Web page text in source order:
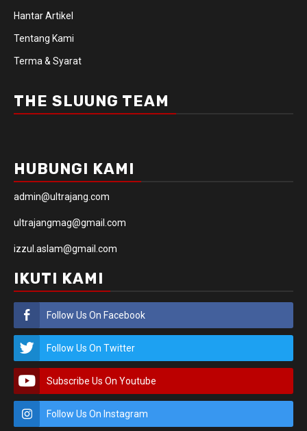
Hantar Artikel
Tentang Kami
Terma & Syarat
THE SLUUNG TEAM
HUBUNGI KAMI
admin@ultrajang.com
ultrajangmag@gmail.com
izzul.aslam@gmail.com
IKUTI KAMI
Follow Us On Facebook
Follow Us On Twitter
Subscribe Us On Youtube
Follow Us On Instagram